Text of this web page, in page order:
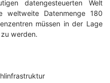
datengesteuerten Welt
weltweite Datenmenge 180
müssen in der Lage
werden.